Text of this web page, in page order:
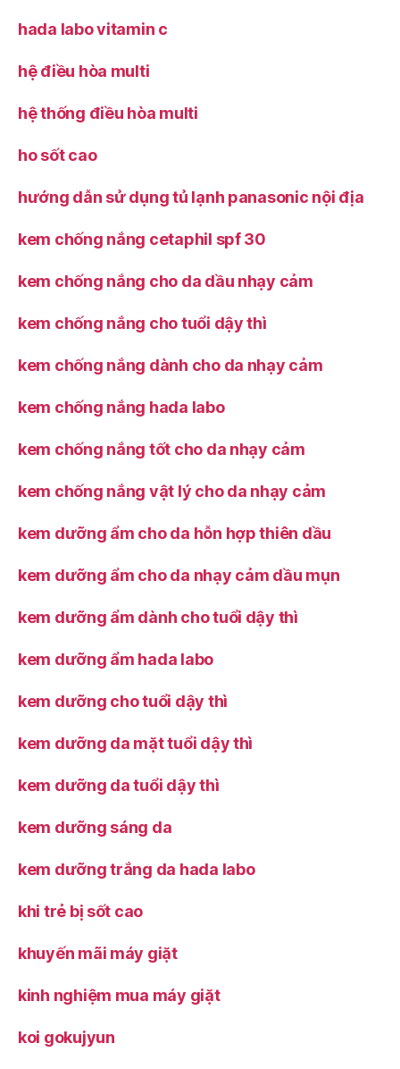
hada labo vitamin c
hệ điều hòa multi
hệ thống điều hòa multi
ho sốt cao
hướng dẫn sử dụng tủ lạnh panasonic nội địa
kem chống nắng cetaphil spf 30
kem chống nắng cho da dầu nhạy cảm
kem chống nắng cho tuổi dậy thì
kem chống nắng dành cho da nhạy cảm
kem chống nắng hada labo
kem chống nắng tốt cho da nhạy cảm
kem chống nắng vật lý cho da nhạy cảm
kem dưỡng ẩm cho da hỗn hợp thiên dầu
kem dưỡng ẩm cho da nhạy cảm dầu mụn
kem dưỡng ẩm dành cho tuổi dậy thì
kem dưỡng ẩm hada labo
kem dưỡng cho tuổi dậy thì
kem dưỡng da mặt tuổi dậy thì
kem dưỡng da tuổi dậy thì
kem dưỡng sáng da
kem dưỡng trắng da hada labo
khi trẻ bị sốt cao
khuyến mãi máy giặt
kinh nghiệm mua máy giặt
koi gokujyun